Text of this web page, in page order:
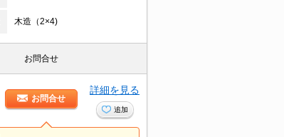
木造（2×4)
お問合せ
お問合せ
詳細を見る
追加